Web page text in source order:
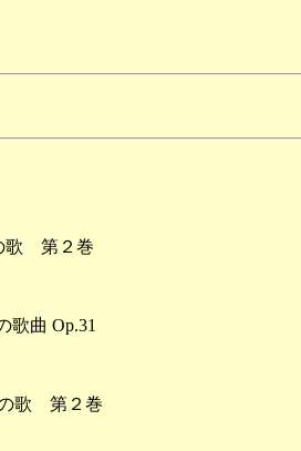
歌 第２巻
歌曲 Op.31
の歌 第２巻